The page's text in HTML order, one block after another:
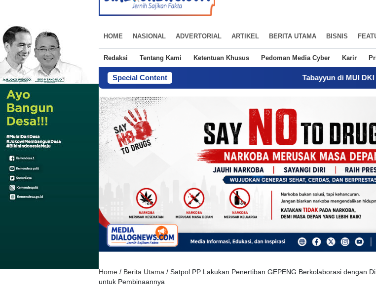
HOME NASIONAL ADVERTORIAL ARTIKEL BERITA UTAMA BISNIS
Redaksi Tentang Kami Ketentuan Khusus Pedoman Media Cyber Karir
Special Content Tabayyun di MUI DKI Jakarta
Home / Berita Utama / Satpol PP Lakukan Penertiban GEPENG Berkolaborasi dengan
untuk Pembinaannya